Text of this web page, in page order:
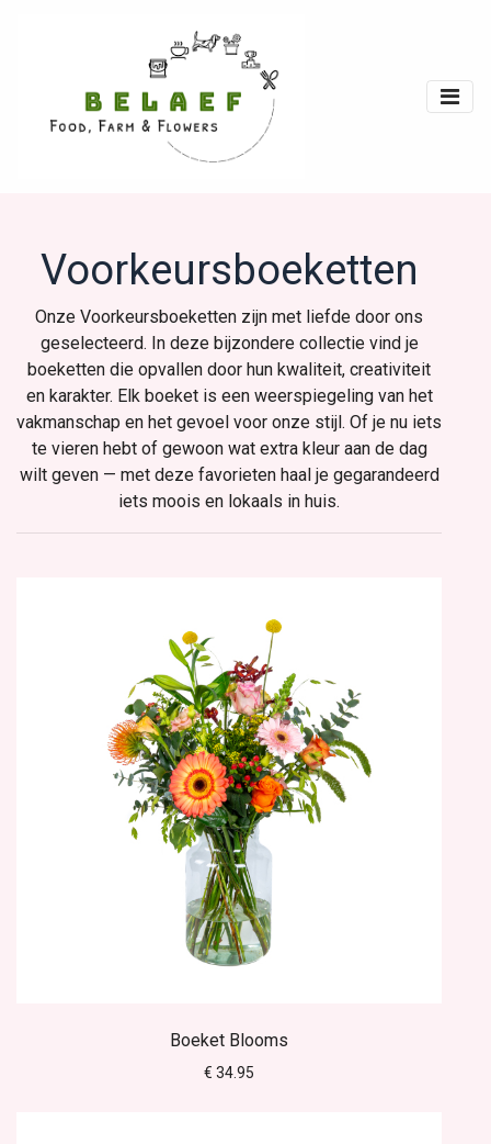
Voorkeursboeketten
Onze Voorkeursboeketten zijn met liefde door ons
geselecteerd. In deze bijzondere collectie vind je
boeketten die opvallen door hun kwaliteit, creativiteit
en karakter. Elk boeket is een weerspiegeling van het
vakmanschap en het gevoel voor onze stijl. Of je nu iets
te vieren hebt of gewoon wat extra kleur aan de dag
wilt geven — met deze favorieten haal je gegarandeerd
iets moois en lokaals in huis.
Boeket Blooms
€ 34.95